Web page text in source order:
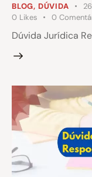
BLOG, DÚVIDA
0 Likes 0
Dúvida Jurídica